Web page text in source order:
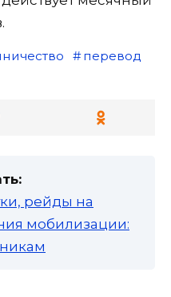
перевод
рейды на
мобилизации: